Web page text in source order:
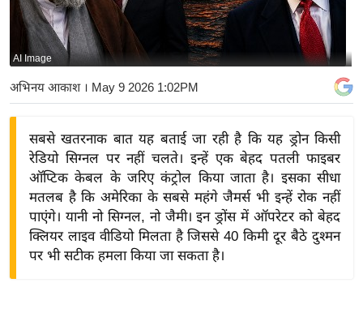
र्रा
ष्ट्री
य
बि
ज़
द्यो
AI Image
अभिनय आकाश। May 9 2026 1:02PM
सबसे खतरनाक बात यह बताई जा रही है कि यह ड्रोन किसी
रेडियो सिग्नल पर नहीं चलते। इन्हें एक बेहद पतली फाइबर
ऑप्टिक केबल के जरिए कंट्रोल किया जाता है। इसका सीधा
मतलब है कि अमेरिका के सबसे महंगे जैमर्स भी इन्हें रोक नहीं
पाएंगे। यानी नो सिग्नल, नो जैमी। इन ड्रोंस में ऑपरेटर को बेहद
क्लियर लाइव वीडियो मिलता है जिससे 40 किमी दूर बैठे दुश्मन
पर भी सटीक हमला किया जा सकता है।